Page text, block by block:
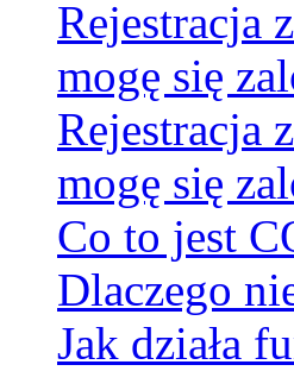
Rejestracja
mogę się
Rejestracja
mogę się
Co to jest
Dlaczego
Jak działa